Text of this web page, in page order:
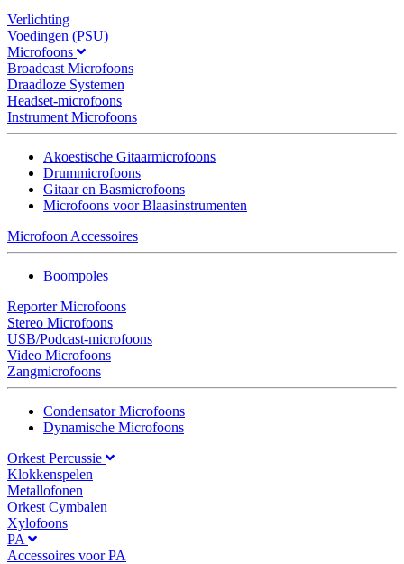
Verlichting
Voedingen (PSU)
Microfoons
Broadcast Microfoons
Draadloze Systemen
Headset-microfoons
Instrument Microfoons
Akoestische Gitaarmicrofoons
Drummicrofoons
Gitaar en Basmicrofoons
Microfoons voor Blaasinstrumenten
Microfoon Accessoires
Boompoles
Reporter Microfoons
Stereo Microfoons
USB/Podcast-microfoons
Video Microfoons
Zangmicrofoons
Condensator Microfoons
Dynamische Microfoons
Orkest Percussie
Klokkenspelen
Metallofonen
Orkest Cymbalen
Xylofoons
PA
Accessoires voor PA